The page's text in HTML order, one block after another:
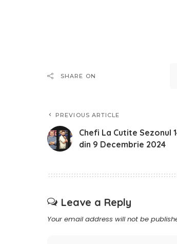
SHARE ON
PREVIOUS ARTICLE
Chefi La Cutite Sezonul
din 9 Decembrie 2024
Leave a Reply
Your email address will not be